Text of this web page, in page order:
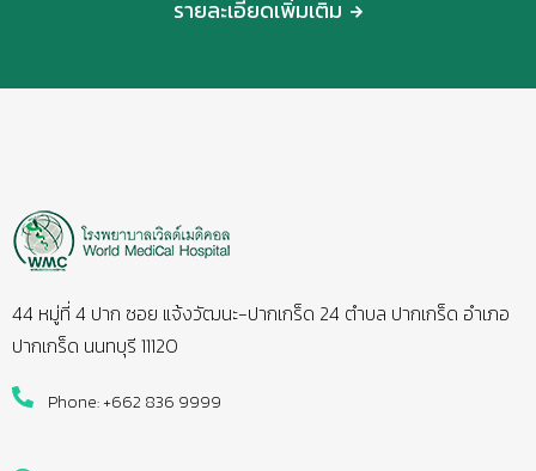
รายละเอียดเพิ่มเติม
44 หมู่ที่ 4 ปาก ซอย แจ้งวัฒนะ-ปากเกร็ด 24 ตำบล ปากเกร็ด อำเภอ
ปากเกร็ด นนทบุรี 11120
Phone: +662 836 9999